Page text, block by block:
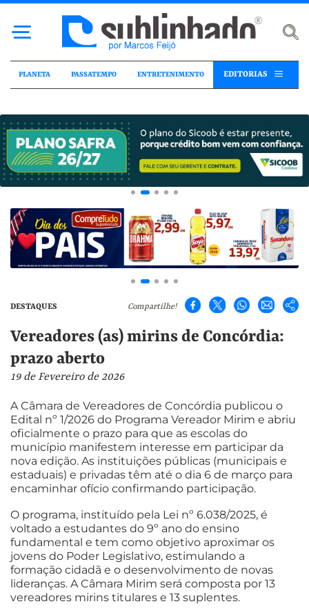
PLANETA PASSATEMPO ENTRETENIMENTO EDITORIAS
DESTAQUES Compartilhe!
Vereadores (as) mirins de Concórdia:
prazo aberto
19 de Fevereiro de 2026
A Câmara de Vereadores de Concórdia publicou o
Edital nº 1/2026 do Programa Vereador Mirim e abriu
oficialmente o prazo para que as escolas do
município manifestem interesse em participar da
nova edição. As instituições públicas (municipais e
estaduais) e privadas têm até o dia 6 de março para
encaminhar ofício confirmando participação.
O programa, instituído pela Lei nº 6.038/2025, é
voltado a estudantes do 9º ano do ensino
fundamental e tem como objetivo aproximar os
jovens do Poder Legislativo, estimulando a
formação cidadã e o desenvolvimento de novas
lideranças. A Câmara Mirim será composta por 13
vereadores mirins titulares e 13 suplentes.